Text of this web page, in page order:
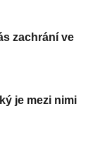
zachrání ve
je mezi nimi